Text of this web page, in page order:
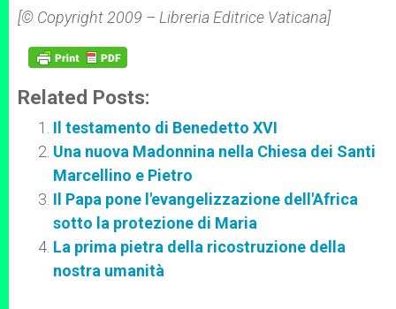
[© Copyright 2009 – Libreria Editrice Vaticana]
Related Posts:
Il testamento di Benedetto XVI
Una nuova Madonnina nella Chiesa dei Santi
Marcellino e Pietro
Il Papa pone l'evangelizzazione dell'Africa
sotto la protezione di Maria
La prima pietra della ricostruzione della
nostra umanità